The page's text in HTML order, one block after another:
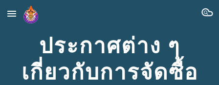
Skip to main content Skip to navigation
ประกาศต่าง ๆ
เกี่ยวกับการจัดซื้อ